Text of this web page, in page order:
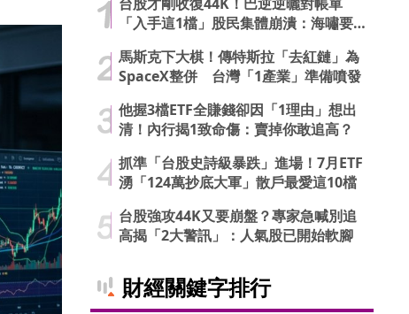
「入手這1檔」股民集體崩潰：海嘯要
馬斯克下大棋！傳特斯拉「去紅鏈」為
SpaceX整併 台灣「1產業」準備噴發
他握3檔ETF全賺錢卻因「1理由」想出
清！內行揭1致命傷：賣掉你敢追高？
抓準「台股史詩級暴跌」進場！7月ETF
湧「124萬抄底大軍」散戶最愛這10檔
台股強攻44K又要崩盤？專家急喊別追
高揭「2大警訊」：人氣股已開始軟腳
財經關鍵字排行